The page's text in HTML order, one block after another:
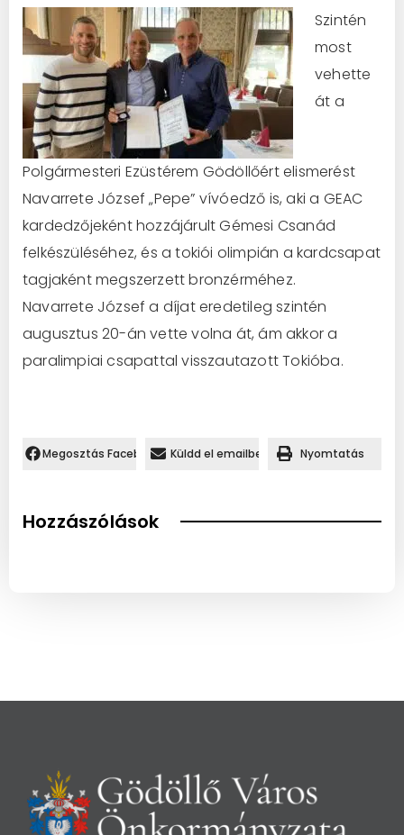
Szintén
most
vehette
át a
Polgármesteri Ezüstérem Gödöllőért elismerést
Navarrete József „Pepe” vívóedző is, aki a GEAC
kardedzőjeként hozzájárult Gémesi Csanád
felkészüléséhez, és a tokiói olimpián a kardcsapat
tagjaként megszerzett bronzérméhez.
Navarrete József a díjat eredetileg szintén
augusztus 20-án vette volna át, ám akkor a
paralimpiai csapattal visszautazott Tokióba.
Megosztás Facebookon.Küldd el emailben Nyomtatás
Hozzászólások